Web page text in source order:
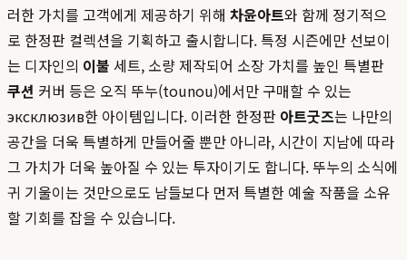
러한 가치를 고객에게 제공하기 위해 차윤아트와 함께 정기적으
로 한정판 컬렉션을 기획하고 출시합니다. 특정 시즌에만 선보이
는 디자인의 이불 세트, 소량 제작되어 소장 가치를 높인 특별판
쿠션 커버 등은 오직 뚜누(tounou)에서만 구매할 수 있는
эксклюзив한 아이템입니다. 이러한 한정판 아트굿즈는 나만의
공간을 더욱 특별하게 만들어줄 뿐만 아니라, 시간이 지남에 따라
그 가치가 더욱 높아질 수 있는 투자이기도 합니다. 뚜누의 소식에
귀 기울이는 것만으로도 남들보다 먼저 특별한 예술 작품을 소유
할 기회를 잡을 수 있습니다.